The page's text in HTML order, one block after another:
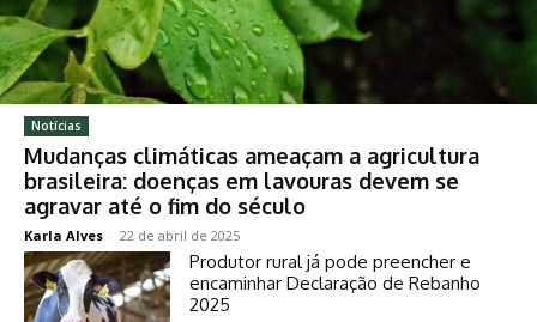
Notícias
Mudanças climáticas ameaçam a agricultura
brasileira: doenças em lavouras devem se
agravar até o fim do século
Karla Alves - 22 de abril de 2025
Produtor rural já pode preencher e
encaminhar Declaração de Rebanho
2025